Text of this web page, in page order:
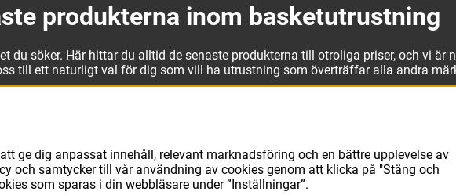
produkterna inom basketutrustning
du söker. Här hittar du alltid de senaste produkterna till otroliga priser, och vi är
till ett naturligt val för dig som vill ha utrustning som överträffar alla andra
kan vi erbjuda allt som du eller din klubb behöver. Välj ut kvalitativa
från Jordan. I vårt breda och prisvärda sortiment kan vi erbjuda
vad du behöver för basketutrustning kan du vara säker på att hitta den här.
ge dig anpassat innehåll, relevant marknadsföring och en bättre upplevelse av
och samtycker till vår användning av cookies genom att klicka på "Stäng och
som sparas i din webbläsare under ”Inställningar”.